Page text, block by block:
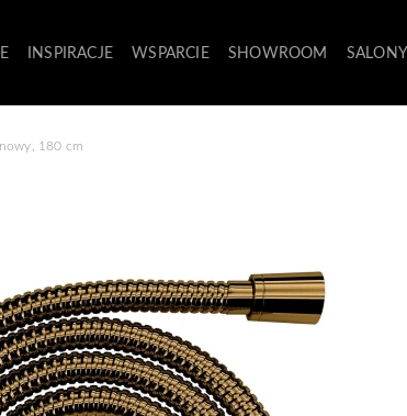
INSPIRACJE WSPARCIE SHOWROOM
180 cm